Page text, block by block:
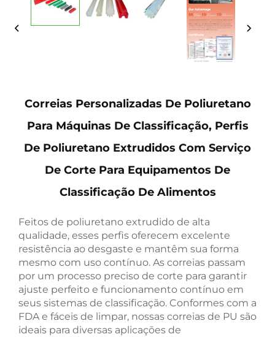
Correias Personalizadas De Poliuretano
Para Máquinas De Classificação, Perfis
De Poliuretano Extrudidos Com Serviço
De Corte Para Equipamentos De
Classificação De Alimentos
Feitos de poliuretano extrudido de alta
qualidade, esses perfis oferecem excelente
resistência ao desgaste e mantêm sua forma
mesmo com uso contínuo. As correias passam
por um processo preciso de corte para garantir
ajuste perfeito e funcionamento contínuo em
seus sistemas de classificação. Conformes com a
FDA e fáceis de limpar, nossas correias de PU são
ideais para diversas aplicações de